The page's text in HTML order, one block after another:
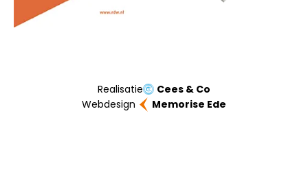
Realisatie
Cees & Co
Webdesign
Memorise Ede